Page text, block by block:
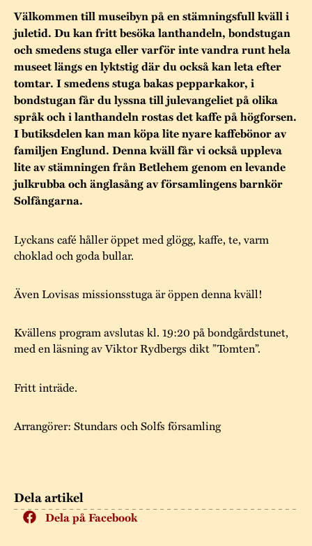
Tillgänglighet
Trygghet
Hållbar utveckling
Kontakta oss
Stundars teater
Jarl Hemmer
Byggnadsvård
Rödmyllan
Museipedagogik
Hantverk
Projekt
Stugornas Stundars
Museisamlingarna
Stundarsvänner
Marknader
Årsberättelser
Årets Gunnar
Stundars
registerbeskrivning
Dela artikel
Dela på Facebook
Välkommen till museibyn på en stämningsfull kväll i
juletid. Du kan fritt besöka lanthandeln, bondstugan
och smedens stuga eller varför inte vandra runt hela
museet längs en lyktstig där du också kan leta efter
tomtar. I smedens stuga bakas pepparkakor, i
bondstugan får du lyssna till julevangeliet på olika
språk och i lanthandeln rostas det kaffe på högforsen.
I butiksdelen kan man köpa lite nyare kaffebönor av
familjen Englund. Denna kväll får vi också uppleva
lite av stämningen från Betlehem genom en levande
julkrubba och änglasång av församlingens barnkör
Solfångarna.
Lyckans café håller öppet med glögg, kaffe, te, varm
choklad och goda bullar.
Även Lovisas missionsstuga är öppen denna kväll!
Kvällens program avslutas kl. 19:20 på bondgårdstunet,
med en läsning av Viktor Rydbergs dikt ”Tomten”.
Fritt inträde.
Arrangörer: Stundars och Solfs församling